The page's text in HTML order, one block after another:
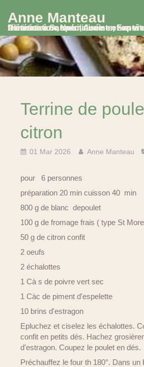
Anne Manteau
Diététicienne Nutritionniste, Experte en Nutrition et Alimentation, spécialisée en santé digestive et santé
Terrine de
citron
01 Mar 2026 Anne Manteau
pour 6 personnes
préparation 20 min cuisson 40 min
800 g de blanc depoulet
100 g de fromage frais ( type St
50 g de citron confit
2 oeufs
2 échalottes
1 Cà s de poivre vert sec
1 Càc de piment d'espelette
10 brins d'estragon
Epluchez et ciselez les échalottes.
confit en petits dés. Hachez
d'estragon. Coupez le poulet en dés.
Préchauffez le four th 180°. Dans un